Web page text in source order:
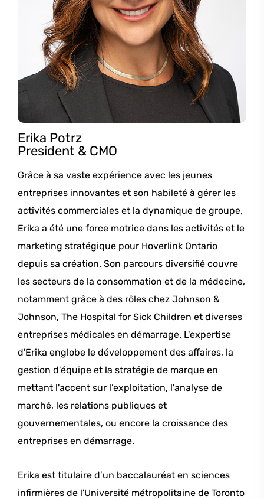
Erika Potrz
President & CMO
Grâce à sa vaste expérience avec les jeunes
entreprises innovantes et son habileté à gérer les
activités commerciales et la dynamique de groupe,
Erika a été une force motrice dans les activités et le
marketing stratégique pour Hoverlink Ontario
depuis sa création. Son parcours diversifié couvre
les secteurs de la consommation et de la médecine,
notamment grâce à des rôles chez Johnson &
Johnson, The Hospital for Sick Children et diverses
entreprises médicales en démarrage. L'expertise
d'Erika englobe le développement des affaires, la
gestion d'équipe et la stratégie de marque en
mettant l'accent sur l’exploitation, l'analyse de
marché, les relations publiques et
gouvernementales, ou encore la croissance des
entreprises en démarrage.
Erika est titulaire d’un baccalauréat en sciences
infirmières de l'Université métropolitaine de Toronto